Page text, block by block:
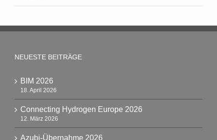
NEUESTE BEITRÄGE
BIM 2026
18. April 2026
Connecting Hydrogen Europe 2026
12. März 2026
Azubi-Übernahme 2026